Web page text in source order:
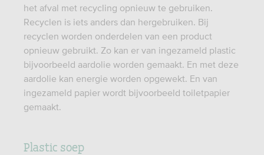
het afval met recycling opnieuw te gebruiken.
Recyclen is iets anders dan hergebruiken. Bij
recyclen worden onderdelen van een product
opnieuw gebruikt. Zo kan er van ingezameld plastic
bijvoorbeeld aardolie worden gemaakt. En met deze
aardolie kan energie worden opgewekt. En van
ingezameld papier wordt bijvoorbeeld toiletpapier
gemaakt.
Plastic soep